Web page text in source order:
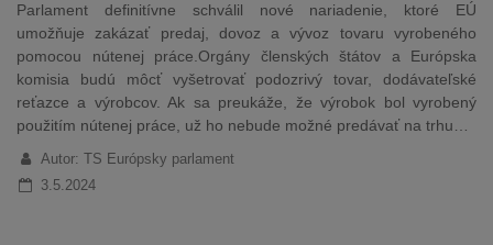
Parlament definitívne schválil nové nariadenie, ktoré EÚ
umožňuje zakázať predaj, dovoz a vývoz tovaru vyrobeného
pomocou nútenej práce.Orgány členských štátov a Európska
komisia budú môcť vyšetrovať podozrivý tovar, dodávateľské
reťazce a výrobcov. Ak sa preukáže, že výrobok bol vyrobený
použitím nútenej práce, už ho nebude možné predávať na trhu…
Autor: TS Európsky parlament
3.5.2024